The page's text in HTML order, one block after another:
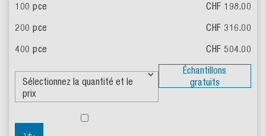
CHF 198.00
CHF 316.00
CHF 504.00
Échantillons
gratuits